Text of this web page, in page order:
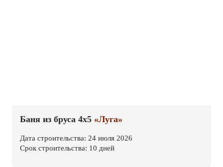
Баня из бруса 4х5 «Луга»
Дата строительства: 24 июля 2026
Срок строительства: 10 дней